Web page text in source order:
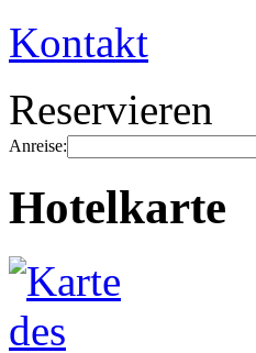
Kontakt
Reservieren
Anreise:
Hotelkarte